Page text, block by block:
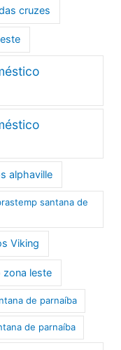
cruzes
alphaville
santana de
Viking
zona leste
de parnaíba
de parnaíba